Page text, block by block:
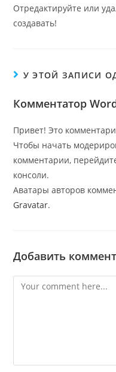
Отредактируйте или
создавать!
У ЭТОЙ ЗАПИСИ
Комментатор
Привет! Это
Чтобы начать
комментарии,
консоли.
Аватары авторов
Gravatar.
Добавить
Комментарий